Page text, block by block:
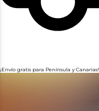
¡Envío gratis para Península y Canarias!